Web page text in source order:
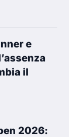
e
il
2026: